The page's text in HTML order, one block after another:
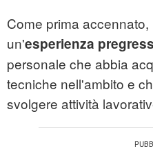
Come prima
un'esperienza
personale che abbia
tecniche nell'ambito e
svolgere attività